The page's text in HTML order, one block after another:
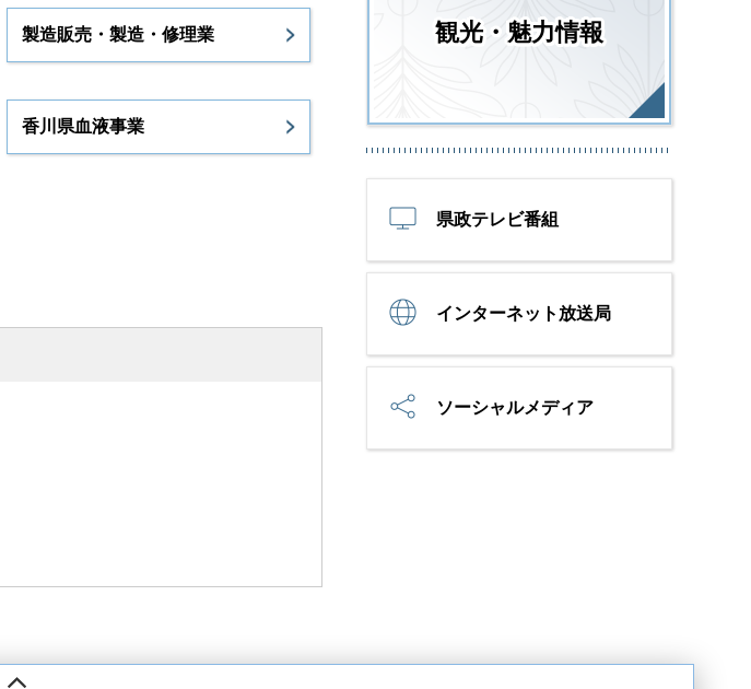
製造販売・製造・修理業
香川県血液事業
観光・魅力情報
県政テレビ番組
インターネット放送局
ソーシャルメディア